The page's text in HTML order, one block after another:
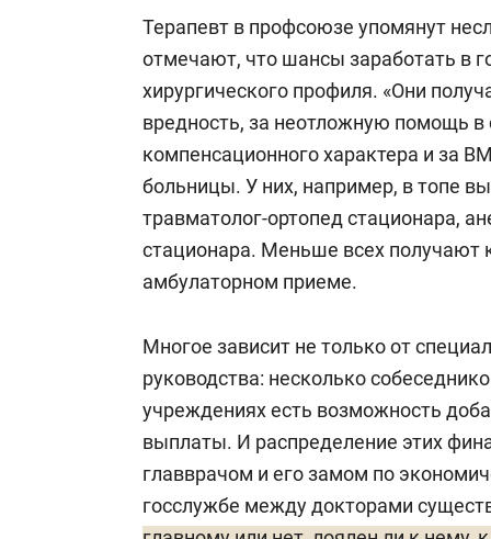
Терапевт в профсоюзе упомянут
отмечают, что шансы заработать в
хирургического профиля. «Они
вредность, за неотложную помощь в
компенсационного характера и за
больницы. У них, например, в топе
травматолог-ортопед стационара,
стационара. Меньше всех получают
амбулаторном приеме.
Многое зависит не только от
руководства: несколько
учреждениях есть возможность
выплаты. И распределение этих
главврачом и его замом по
госслужбе между докторами